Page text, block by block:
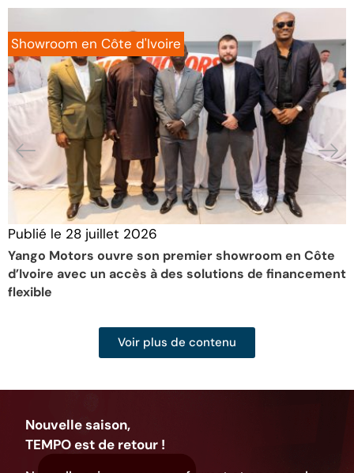
Showroom en Côte d'Ivoire
Publié le 28 juillet 2026
Yango Motors ouvre son premier showroom en Côte
d’Ivoire avec un accès à des solutions de financement
flexible
Voir plus de contenu
Nouvelle saison,
TEMPO est de retour !